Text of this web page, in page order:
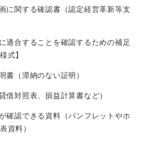
に関する確認書（認定経営革新等支
適合することを確認するための補足
式】
書（滞納のない証明）
借対照表、損益計算書など）
確認できる資料（パンフレットやホ
資料）